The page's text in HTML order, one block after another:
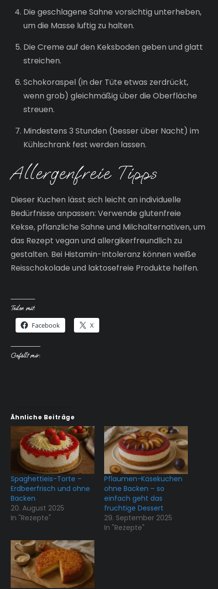
Die geschlagene Sahne vorsichtig unterheben,
um die Masse luftig zu halten.
Die Creme auf den Keksboden geben und glatt
streichen.
Schokoraspel (in der Tüte etwas zerdrückt,
wenn grob) gleichmäßig über die Oberfläche
streuen.
Mindestens 3 Stunden (besser über Nacht) im
Kühlschrank fest werden lassen.
Allergenfreie Tipps
Dieser Kuchen lässt sich leicht an individuelle
Bedürfnisse anpassen: Verwende glutenfreie
Kekse, pflanzliche Sahne und Milchalternativen, um
das Rezept vegan und allergikerfreundlich zu
gestalten. Bei Histamin-Intoleranz können weiße
Reisschokolade und laktosefreie Produkte helfen.
Teilen mit:
Facebook X
Gefällt mir:
Ähnliche Beiträge
Spaghettieis-Torte –
Erdbeerfrisch und ohne
Backen
20. August 2025
In "Rezepte"
Pflaumen-Käsekuchen
ohne Backen – so
einfach geht das
fruchtige Dessert
29. September 2025
In "Rezepte"